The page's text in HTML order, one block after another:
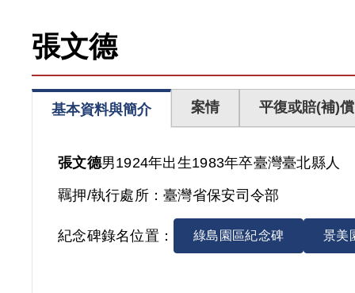
張文德
基本資料與簡介 案情 平復或賠(補)償
張文德男1924年出生1983年卒臺灣臺北縣人
羈押/執行處所：臺灣省保安司令部
紀念碑錄名位置： 綠島園區紀念碑 景美